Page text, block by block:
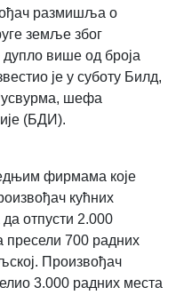
размишља о
земље због
више од броја
је у суботу Билд,
шефа
(БДИ).
фирмама које
кућних
отпусти 2.000
пресели 700 радних
Произвођач
3.000 радних места